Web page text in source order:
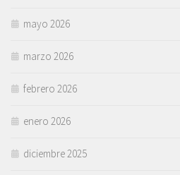
mayo 2026
marzo 2026
febrero 2026
enero 2026
diciembre 2025